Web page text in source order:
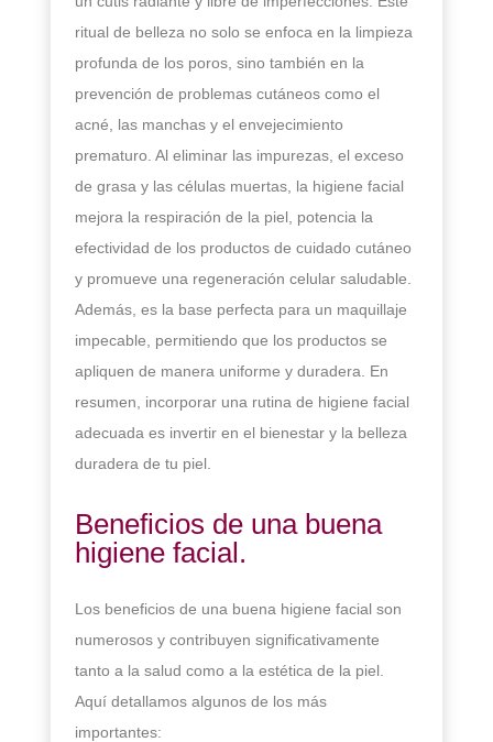
ritual de belleza no solo se enfoca en la limpieza
profunda de los poros, sino también en la
prevención de problemas cutáneos como el
acné, las manchas y el envejecimiento
prematuro. Al eliminar las impurezas, el exceso
de grasa y las células muertas, la higiene facial
mejora la respiración de la piel, potencia la
efectividad de los productos de cuidado cutáneo
y promueve una regeneración celular saludable.
Además, es la base perfecta para un maquillaje
impecable, permitiendo que los productos se
apliquen de manera uniforme y duradera. En
resumen, incorporar una rutina de higiene facial
adecuada es invertir en el bienestar y la belleza
duradera de tu piel.
Beneficios de una buena
higiene facial.
Los beneficios de una buena higiene facial son
numerosos y contribuyen significativamente
tanto a la salud como a la estética de la piel.
Aquí detallamos algunos de los más
importantes: